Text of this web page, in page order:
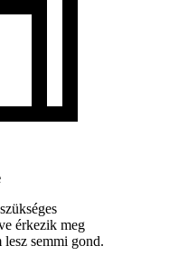
érkezik meg
semmi gond.